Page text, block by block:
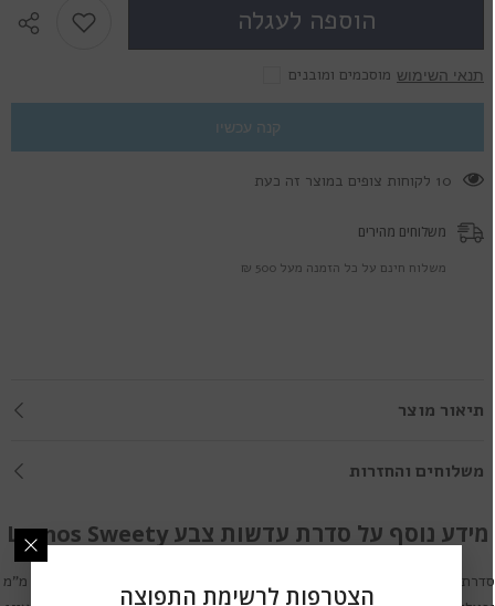
עדשות
מגע
צבעוניות
צבעוניות
הוספה לעגלה
מוסכמים ומובנים תנאי השימוש
קנה עכשיו
100 לקוחות צופים במוצר זה כעת
משלוחים מהירים
משלוח חינם על כל הזמנה מעל 500 ₪
תיאור מוצר
משלוחים והחזרות
מידע נוסף על סדרת עדשות צבע Lumos Sweety
עדשות מגע הצבעוניות
אלו עדשות מגע בקוטר 14.0 מ"מ
הצטרפות לרשימת התפוצה